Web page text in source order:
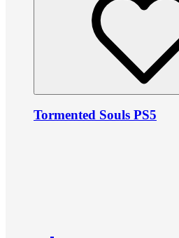
Tormented Souls PS5